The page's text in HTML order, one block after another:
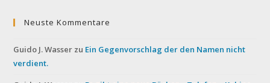
Neuste Kommentare
Guido J. Wasser zu Ein Gegenvorschlag der den Namen nicht
verdient.